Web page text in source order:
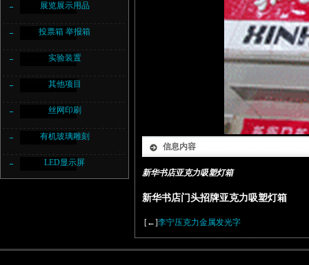
展览展示用品
投票箱 举报箱
实验装置
其他项目
丝网印刷
有机玻璃雕刻
LED显示屏
信息内容
新华书店亚克力吸塑灯箱
新华书店门头招牌亚克力吸塑灯箱
[←]李宁压克力金属发光字